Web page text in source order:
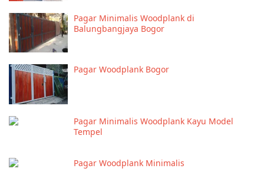
Pagar Minimalis Woodplank di
Balungbangjaya Bogor
Pagar Woodplank Bogor
Pagar Minimalis Woodplank Kayu Model
Tempel
Pagar Woodplank Minimalis